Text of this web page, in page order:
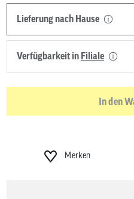
Lieferung nach Hause
Verfügbarkeit in Filiale
In den
Merken